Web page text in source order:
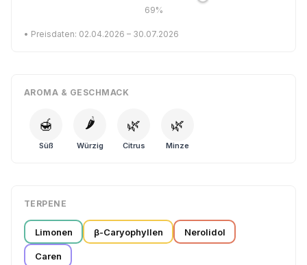
69%
• Preisdaten: 02.04.2026 – 30.07.2026
AROMA & GESCHMACK
🍯
Süß
🌶️
Würzig
🌿
Citrus
🌿
Minze
TERPENE
Limonen β-Caryophyllen Nerolidol
Caren